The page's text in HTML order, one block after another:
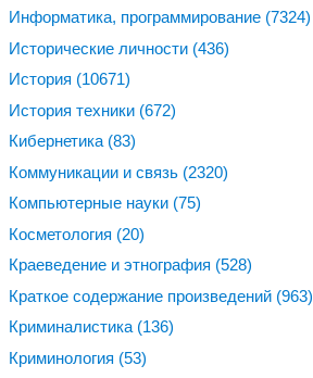
Информатика, программирование (7324)
Исторические личности (436)
История (10671)
История техники (672)
Кибернетика (83)
Коммуникации и связь (2320)
Компьютерные науки (75)
Косметология (20)
Краеведение и этнография (528)
Краткое содержание произведений (963)
Криминалистика (136)
Криминология (53)